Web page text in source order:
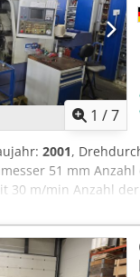
:
Umrüstsatz auf
1 /7
2001,
51 mm
30 m/min Anzahl
3,9 x 1,6 x 2,1 m
- 3-